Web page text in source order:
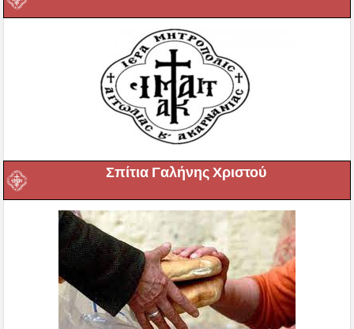
Σπίτια Γαλήνης Χριστού